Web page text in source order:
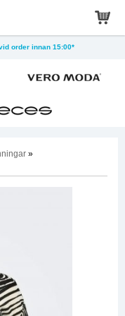
order innan 15:00*
»